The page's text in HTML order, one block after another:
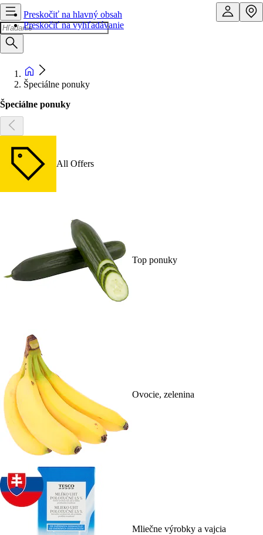
Preskočiť na hlavný obsah
Preskočiť na vyhľadávanie
Špeciálne ponuky
Špeciálne ponuky
All Offers
Top ponuky
Ovocie, zelenina
Mliečne výrobky a vajcia